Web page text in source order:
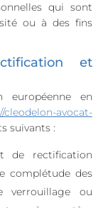
qui sont
ou à des fins
et
européenne en
cleodelon-avocat-
suivants :
de rectification
complétude des
verrouillage ou